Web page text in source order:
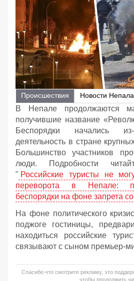
Происшествия Новости Непала
В Непале продолжаются
получившие название
Беспорядки начались
деятельность в стране
Большинство участников
люди. Подробности
" Российские туристы не
переворота в Непале:
беспорядки на фоне запрета
На фоне политического
поджоге гостиницы,
находиться российские
связывают с сыном премьер-
Спасибо что смотрите рекламу, это
чтобы продолжить